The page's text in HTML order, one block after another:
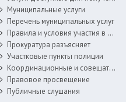
Муниципальные услуги
Перечень муниципальных услуг
Правила и условия участия в жилищных программах
Прокуратура разъясняет
Участковые пункты полиции
Координационные и совещательные органы
Правовое просвещение
Публичные слушания